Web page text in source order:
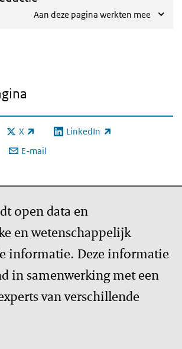
Aan deze pagina werkten mee
X
(externe link) LinkedIn
(externe link)
E-mail
open data en
en wetenschappelijk
informatie. Deze informatie
in samenwerking met een
van verschillende